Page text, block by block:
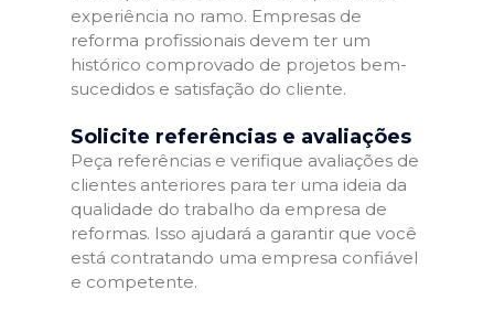
experiência no ramo. Empresas de
reforma profissionais devem ter um
histórico comprovado de projetos bem-
sucedidos e satisfação do cliente.
Solicite referências e avaliações
Peça referências e verifique avaliações de
clientes anteriores para ter uma ideia da
qualidade do trabalho da empresa de
reformas. Isso ajudará a garantir que você
está contratando uma empresa confiável
e competente.